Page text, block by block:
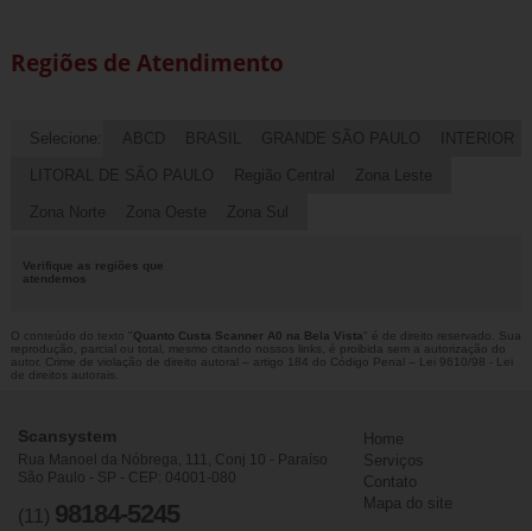
Regiões de Atendimento
Selecione: ABCD BRASIL GRANDE SÃO PAULO INTERIOR
LITORAL DE SÃO PAULO Região Central Zona Leste
Zona Norte Zona Oeste Zona Sul
Verifique as regiões que
atendemos
O conteúdo do texto " Quanto Custa Scanner A0 na Bela Vista " é de direito reservado. Sua
reprodução, parcial ou total, mesmo citando nossos links, é proibida sem a autorização do
autor. Crime de violação de direito autoral – artigo 184 do Código Penal –
Lei 9610/98 - Lei
de direitos autorais
Scansystem
Rua Manoel da Nóbrega, 111, Conj 10 - Paraíso
São Paulo - SP - CEP: 04001-080
(11) 98184-5245
Home
Serviços
Contato
Mapa do site